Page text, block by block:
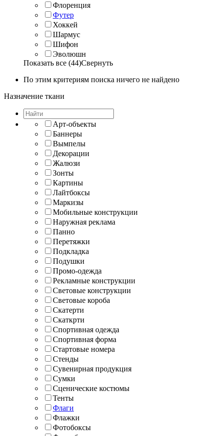
Флоренция
Футер
Хоккей
Шармус
Шифон
Эволюшн
Показать все (44)Свернуть
По этим критериям поиска ничего не найдено
Назначение ткани
Арт-объекты
Баннеры
Вымпелы
Декорации
Жалюзи
Зонты
Картины
Лайтбоксы
Маркизы
Мобильные конструкции
Наружная реклама
Панно
Перетяжки
Подкладка
Подушки
Промо-одежда
Рекламные конструкции
Световые конструкции
Световые короба
Скатерти
Скаткрти
Спортивная одежда
Спортивная форма
Стартовые номера
Стенды
Сувенирная продукция
Сумки
Сценические костюмы
Тенты
Флаги
Флажки
Фотобоксы